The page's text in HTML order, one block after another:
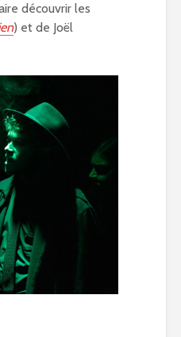
découvrir les
) et de Joël